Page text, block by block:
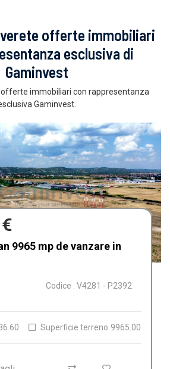
offerte immobiliari
esclusiva di
Gaminvest
immobiliari con rappresentanza
Gaminvest.
de vânzare Fabrica de
Codice : V4212